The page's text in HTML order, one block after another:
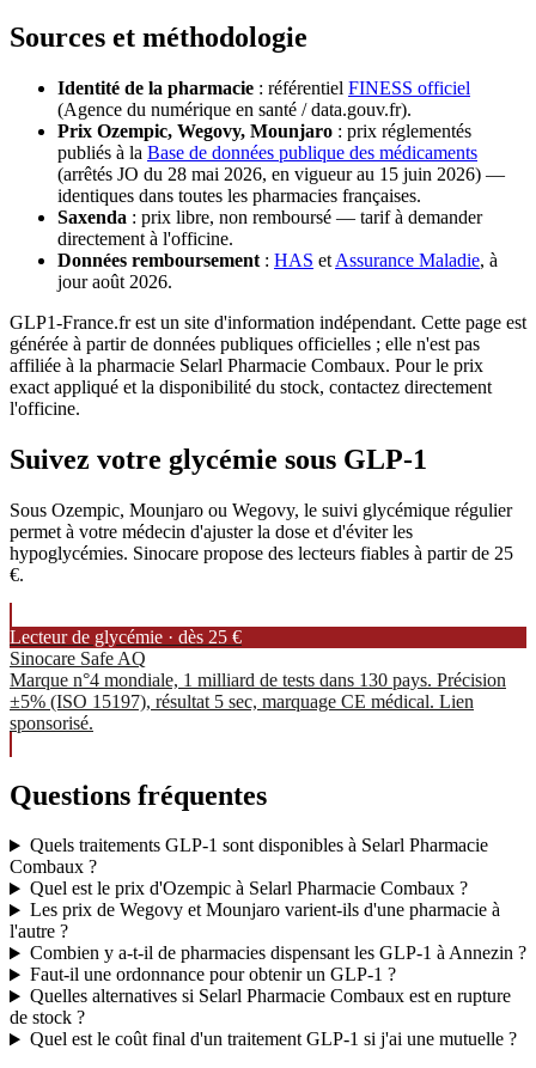
Sources et méthodologie
Identité de la pharmacie : référentiel FINESS officiel
(Agence du numérique en santé / data.gouv.fr).
Prix Ozempic, Wegovy, Mounjaro : prix réglementés
publiés à la Base de données publique des médicaments
(arrêtés JO du 28 mai 2026, en vigueur au 15 juin 2026) —
identiques dans toutes les pharmacies françaises.
Saxenda : prix libre, non remboursé — tarif à demander
directement à l'officine.
Données remboursement : HAS et Assurance Maladie, à
jour août 2026.
GLP1-France.fr est un site d'information indépendant. Cette page est
générée à partir de données publiques officielles ; elle n'est pas
affiliée à la pharmacie Selarl Pharmacie Combaux. Pour le prix
exact appliqué et la disponibilité du stock, contactez directement
l'officine.
Suivez votre glycémie sous GLP-1
Sous Ozempic, Mounjaro ou Wegovy, le suivi glycémique régulier
permet à votre médecin d'ajuster la dose et d'éviter les
hypoglycémies. Sinocare propose des lecteurs fiables à partir de 25
€.
Lecteur de glycémie · dès 25 €
Sinocare Safe AQ
Marque n°4 mondiale, 1 milliard de tests dans 130 pays. Précision
±5% (ISO 15197), résultat 5 sec, marquage CE médical. Lien
sponsorisé.
Questions fréquentes
Quels traitements GLP-1 sont disponibles à Selarl Pharmacie
Combaux ?
Quel est le prix d'Ozempic à Selarl Pharmacie Combaux ?
Les prix de Wegovy et Mounjaro varient-ils d'une pharmacie à
l'autre ?
Combien y a-t-il de pharmacies dispensant les GLP-1 à Annezin ?
Faut-il une ordonnance pour obtenir un GLP-1 ?
Quelles alternatives si Selarl Pharmacie Combaux est en rupture
de stock ?
Quel est le coût final d'un traitement GLP-1 si j'ai une mutuelle ?